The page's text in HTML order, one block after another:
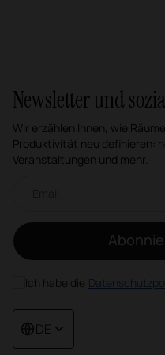
Newsletter und
Wir erzählen Ihnen, wie
Produktivität neu definieren:
Veranstaltungen und mehr.
Ich habe die
DE